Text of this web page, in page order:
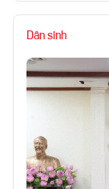
Dân sinh